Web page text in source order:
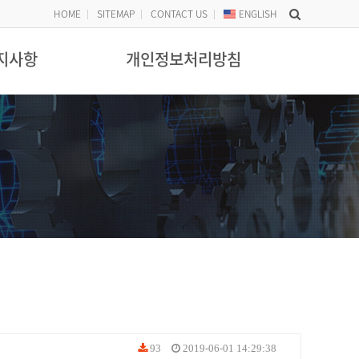
HOME SITEMAP CONTACT US ENGLISH
사항 개인정보처리방침
93 2019-06-01 14:29:38